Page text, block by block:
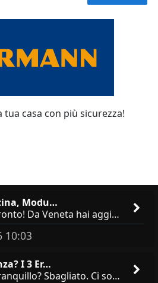
tua casa con più sicurezza!
Modu…
Difficile fare un confronto! Da Veneta hai aggiunto i pensili a tutta altezza e una colonna dispensa da 30, che da soli
10:03
I 3 Er…
Chiudi tutto e parti tranquillo? Sbagliato. Ci sono 3 comportamenti che dicono ai ladri &quot;sono via per due settimane